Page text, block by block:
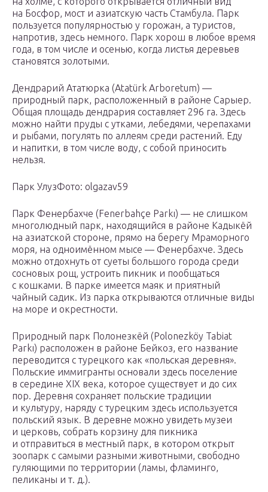
на Босфор, мост и азиатскую часть Стамбула. Парк
пользуется популярностью у горожан, а туристов,
напротив, здесь немного. Парк хорош в любое время
года, в том числе и осенью, когда листья деревьев
становятся золотыми.
Дендрарий Ататюрка (Atatürk Arboretum) —
природный парк, расположенный в районе Сарыер.
Общая площадь дендрария составляет 296 га. Здесь
можно найти пруды с утками, лебедями, черепахами
и рыбами, погулять по аллеям среди растений. Еду
и напитки, в том числе воду, с собой приносить
нельзя.
Парк УлузФото: olgazav59
Парк Фенербахче (Fenerbahçe Parkı) — не слишком
многолюдный парк, находящийся в районе Кадыкёй
на азиатской стороне, прямо на берегу Мраморного
моря, на одноимённом мысе — Фенербахче. Здесь
можно отдохнуть от суеты большого города среди
сосновых рощ, устроить пикник и пообщаться
с кошками. В парке имеется маяк и приятный
чайный садик. Из парка открываются отличные виды
на море и окрестности.
Природный парк Полонезкёй (Polonezköy Tabiat
Parkı) расположен в районе Бейкоз, его название
переводится с турецкого как «польская деревня».
Польские иммигранты основали здесь поселение
в середине XIX века, которое существует и до сих
пор. Деревня сохраняет польские традиции
и культуру, наряду с турецким здесь используется
польский язык. В деревне можно увидеть музеи
и церковь, собрать корзину для пикника
и отправиться в местный парк, в котором открыт
зоопарк с самыми разными животными, свободно
гуляющими по территории (ламы, фламинго,
пеликаны и т. д.).